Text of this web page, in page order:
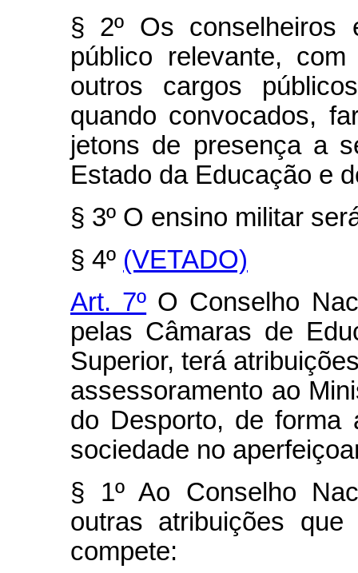
§ 2º Os conselheiros
público relevante,
outros cargos
quando convocados,
jetons de presença a
Estado da Educação e
§ 3º O ensino militar
§ 4º (VETADO)
Art. 7º O Conselho
pelas Câmaras de
Superior, terá
assessoramento ao
do Desporto, de forma
sociedade no
§ 1º Ao Conselho
outras atribuições
compete: